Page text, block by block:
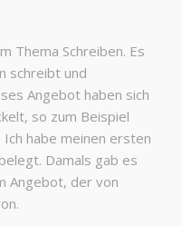
Thema Schreiben. Es
schreibt und
Angebot haben sich
so zum Beispiel
Ich habe meinen ersten
Damals gab es
Angebot, der von